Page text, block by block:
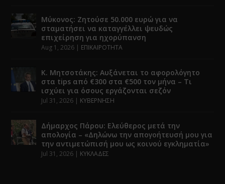
Μύκονος: Ζητούσε 50.000 ευρώ για να
σταματήσει να καταγγέλλει ψευδώς
επιχείρηση για ηχορύπανση
Aug 1, 2026 | ΕΠΙΚΑΙΡΟΤΗΤΑ
Κ. Μητσοτάκης: Αυξάνεται το αφορολόγητο
στα tips από €300 στα €500 τον μήνα – Τι
ισχύει για όσους εργάζονται σεζόν
Jul 31, 2026 | ΚΥΒΕΡΝΗΣΗ
Δήμαρχος Πάρου: Ελεύθερος μετά την
απολογία – «Δηλώνω την απογοήτευσή μου για
την αντιμετώπισή μου ως κοινού εγκληματία»
Jul 31, 2026 | ΚΥΚΛΑΔΕΣ